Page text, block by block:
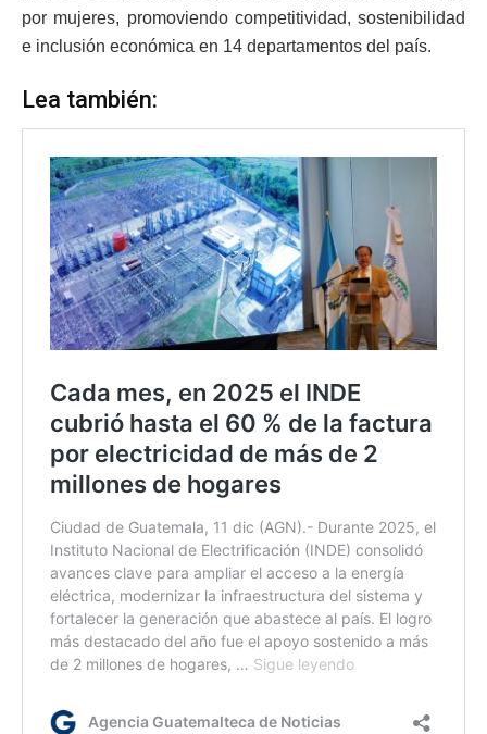
por mujeres, promoviendo competitividad, sostenibilidad
e inclusión económica en 14 departamentos del país.
Lea también: